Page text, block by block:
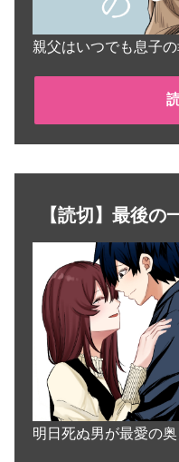
親父はいつでも息子
【読切】最後の
明日死ぬ男が最愛の